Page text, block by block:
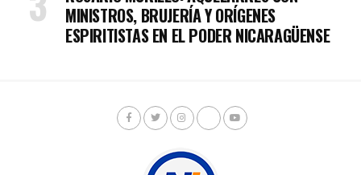
MINISTROS, BRUJERÍA Y ORÍGENES
ESPIRITISTAS EN EL PODER NICARAGÜENSE